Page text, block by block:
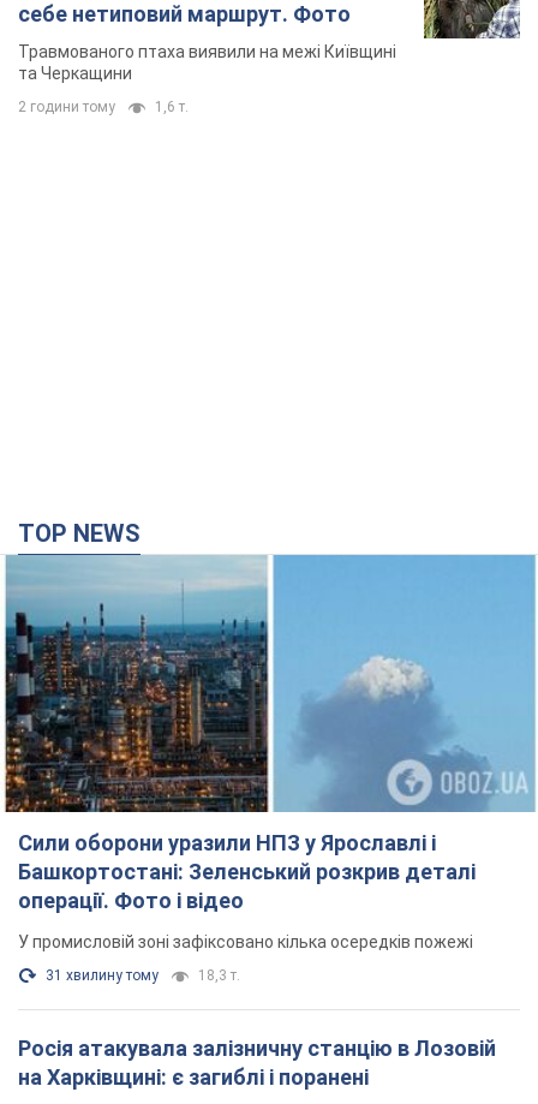
себе нетиповий маршрут. Фото
Травмованого птаха виявили на межі Київщині
та Черкащини
2 години тому 1,6 т.
TOP NEWS
Сили оборони уразили НПЗ у Ярославлі і
Башкортостані: Зеленський розкрив деталі
операції. Фото і відео
У промисловій зоні зафіксовано кілька осередків пожежі
31 хвилину тому 18,3 т.
Росія атакувала залізничну станцію в Лозовій
на Харківщині: є загиблі і поранені